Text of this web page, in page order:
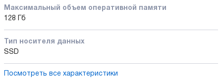
Максимальный объем оперативной памяти
128 Гб
Тип носителя данных
SSD
Посмотреть все характеристики